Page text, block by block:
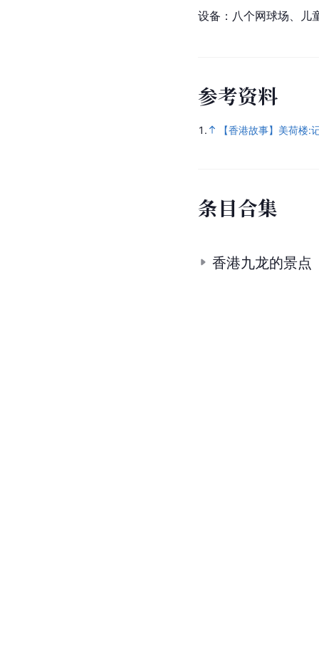
设备：八个网球场、儿
参考资料
1. 【香港故事】美荷楼
条目合集
香港九龙的景点